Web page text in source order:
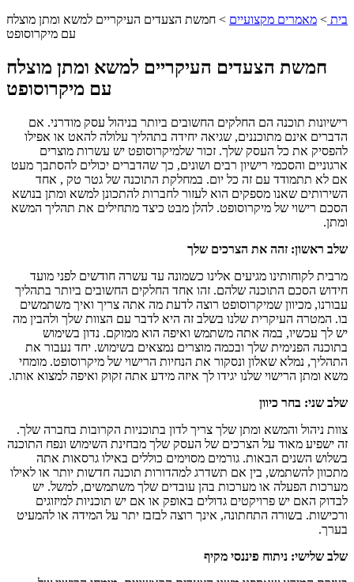
בית > מאמרים מקצועיים > חמשת הצעדים העיקריים למשא ומתן מוצלח
עם מיקרוסופט
חמשת הצעדים העיקריים למשא ומתן מוצלח
עם מיקרוסופט
רישיונות תוכנה הם החלקים החשובים ביותר בניהול עסק מודרני. אם
הדברים אינם מתוכננים, שגיאה יחידה בתהליך עלולה להאט או אפילו
להפסיק את כל העסק שלך. זכור שלמיקרוסופט יש עשרות מוצרים
ארגוניים והסכמי רישיון רבים ושונים, כך שהדברים יכולים להסתבך מעט
אם לא תתמודד עם זה כל יום. במחלקת התוכנה של גטר טק , אחד
השירותים שאנו מספקים הוא לעזור לחברות להתכונן למשא ומתן בנושא
הסכם רישוי של מיקרוסופט. להלן מבט כיצד מתחילים את תהליך המשא
ומתן.
שלב ראשון: זהה את הצרכים שלך
מרבית לקוחותינו מגיעים אלינו כשמונה עד עשרה חודשים לפני מועד
חידוש הסכם התוכנה שלהם. זהו אחד החלקים החשובים ביותר בתהליך
עבורנו, מכיוון שמיקרוסופט רוצה לדעת מה אתה צריך ואיך משתמשים
בו. המטרה העיקרית שלנו בשלב זה היא לדבר עם הצוות שלך ולהבין מה
יש לך עכשיו, במה אתה משתמש ואיפה הוא ממוקם. נדון בשימוש
בתוכנה הפנימית שלך ובכמה מוצרים נמצאים בשימוש. יחד נעבור את
התהליך, נמלא שאלון ונסקור את הנחיות הרישוי של מיקרוסופט. מומחי
משא ומתן הרישוי שלנו יגידו לך איזה מידע אתה זקוק ואיפה למצוא אותו.
שלב שני: בחר כיוון
צוות ניהול והמשא ומתן שלך צריך לדון בתוכניות הקרובות בחברה שלך.
זה ישפיע מאוד על הצרכים של העסק שלך מבחינת השימוש ונפח התוכנה
בשלוש השנים הבאות. גורמים מסוימים כוללים באילו גרסאות אתה
מתכוון להשתמש, בין אם תשדרג למהדורות תוכנה חדשות יותר או לאילו
מערכות הפעלה או מערכות בהן עובדים שלך משתמשים, למשל. יש
לבדוק האם יש פרויקטים גדולים באופק או אם יש תוכניות למיזוגים
ורכישות. בשורה התחתונה, אינך רוצה לבזבז יתר על המידה או להמעיט
בערך.
שלב שלישי: ניתוח פיננסי מקיף